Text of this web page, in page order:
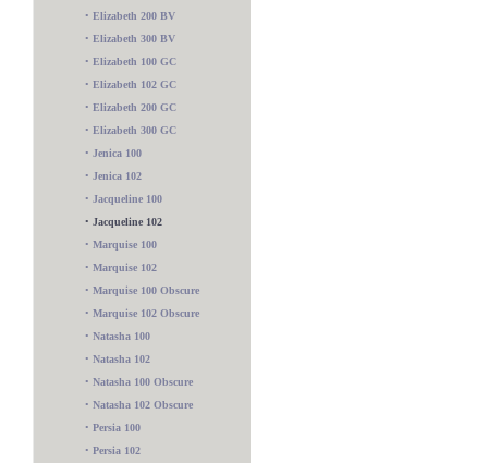
• Elizabeth 200 BV
• Elizabeth 300 BV
• Elizabeth 100 GC
• Elizabeth 102 GC
• Elizabeth 200 GC
• Elizabeth 300 GC
• Jenica 100
• Jenica 102
• Jacqueline 100
• Jacqueline 102
• Marquise 100
• Marquise 102
• Marquise 100 Obscure
• Marquise 102 Obscure
• Natasha 100
• Natasha 102
• Natasha 100 Obscure
• Natasha 102 Obscure
• Persia 100
• Persia 102